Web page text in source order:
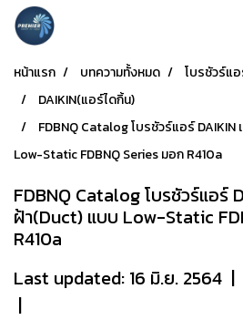
หน้าแรก บทความทั้งหมด
โบรชัวร์แ
DAIKIN(แอร์ไดกิ้น)
FDBNQ Catalog โบรชัวร์แอร์
Low-Static FDBNQ Series มอก R410a
FDBNQ Catalog โบรชัวร์แอร์
ฝ้า(Duct) แบบ Low-Static
R410a
Last updated: 16 มิ.ย. 2564 |
|